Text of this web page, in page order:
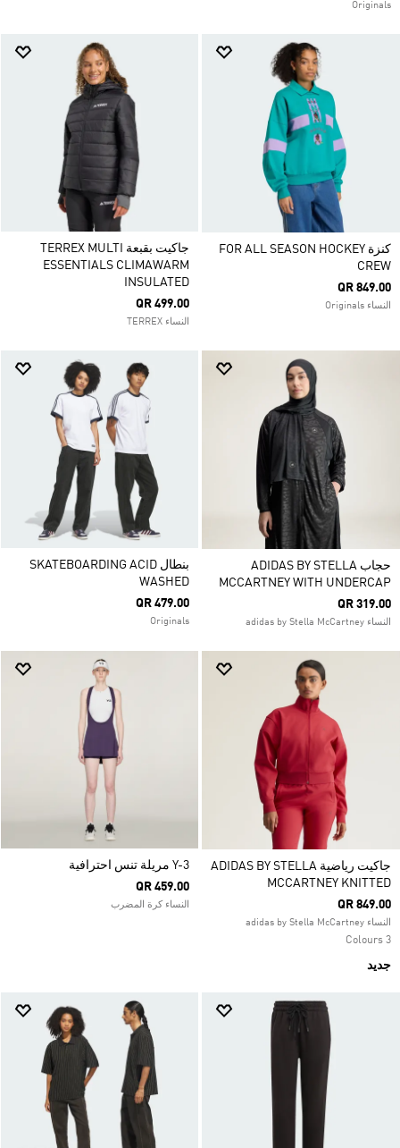
Originals
كنزة FOR ALL SEASON HOCKEY
CREW
QR 849.00
النساء Originals
جاكيت بقبعة TERREX MULTI
ESSENTIALS CLIMAWARM
INSULATED
QR 499.00
النساء TERREX
حجاب ADIDAS BY STELLA
MCCARTNEY WITH UNDERCAP
QR 319.00
النساء adidas by Stella McCartney
بنطال SKATEBOARDING ACID
WASHED
QR 479.00
Originals
جاكيت رياضية ADIDAS BY STELLA
MCCARTNEY KNITTED
QR 849.00
النساء adidas by Stella McCartney
3 Colours
جديد
Y-3 مريلة تنس احترافية
QR 459.00
النساء كرة المضرب